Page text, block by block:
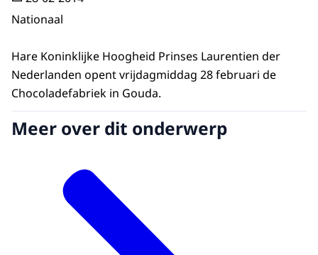
Nationaal
Hare Koninklijke Hoogheid Prinses Laurentien der
Nederlanden opent vrijdagmiddag 28 februari de
Chocoladefabriek in Gouda.
Meer over dit onderwerp